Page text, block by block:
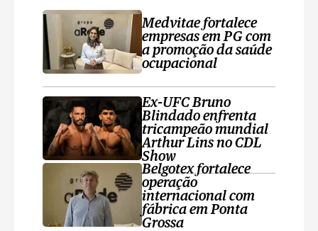
Medvitae fortalece
empresas em PG com
a promoção da saúde
ocupacional
Ex-UFC Bruno
Blindado enfrenta
tricampeão mundial
Arthur Lins no CDL
Show
Belgotex fortalece
operação
internacional com
fábrica em Ponta
Grossa